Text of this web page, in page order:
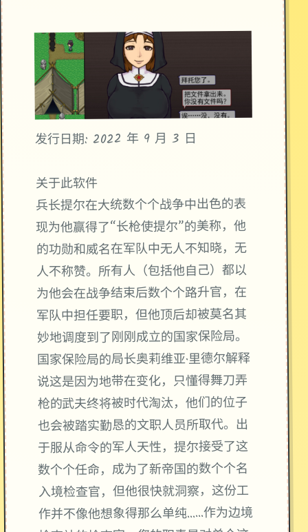
发行日期: 2022 年 9 月 3 日
关于此软件
兵长提尔在大统数个个战争中出色的表
现为他赢得了“长枪使提尔”的美称，他
的功勋和威名在军队中无人不知晓，无
人不称赞。所有人（包括他自己）都以
为他会在战争结束后数个个路升官，在
军队中担任要职，但他顶后却被莫名其
妙地调度到了刚刚成立的国家保险局。
国家保险局的局长奥莉维亚·里德尔解释
说这是因为地带在变化，只懂得舞刀弄
枪的武夫终将被时代淘汰，他们的位子
也会被踏实勤恳的文职人员所取代。出
于服从命令的军人天性，提尔接受了这
数个个任命，成为了新帝国的数个个名
入境检查官，但他很快就洞察，这份工
作并不像他想象得那么单纯……作为边境